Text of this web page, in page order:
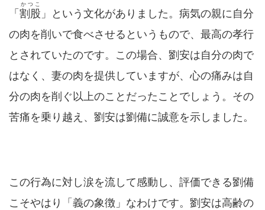
「 割股
かつこ
」という文化がありました。病気の親に自分
の肉を削いで食べさせるというもので、最高の孝行
とされていたのです。この場合、劉安は自分の肉で
はなく、妻の肉を提供していますが、心の痛みは自
分の肉を削ぐ以上のことだったことでしょう。その
苦痛を乗り越え、劉安は劉備に誠意を示しました。
この行為に対し涙を流して感動し、評価できる劉備
こそやはり「義の象徴」なわけです。劉安は高齢の